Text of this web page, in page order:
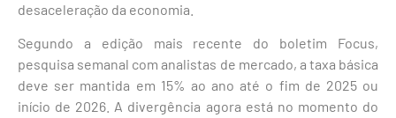
desaceleração da economia.
Segundo a edição mais recente do boletim Focus,
pesquisa semanal com analistas de mercado, a taxa básica
deve ser mantida em 15% ao ano até o fim de 2025 ou
início de 2026. A divergência agora está no momento do